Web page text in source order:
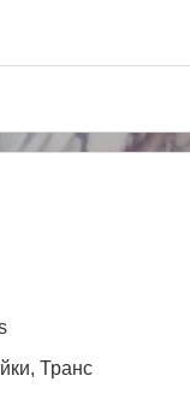
Транс